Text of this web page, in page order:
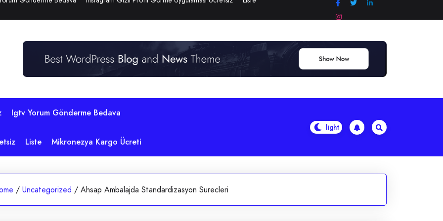
Igtv Yorum Gönderme Bedava
Liste Mikronezya Kargo Ücreti
/ Uncategorized / Ahsap Ambalajda Standardizasyon Surecleri